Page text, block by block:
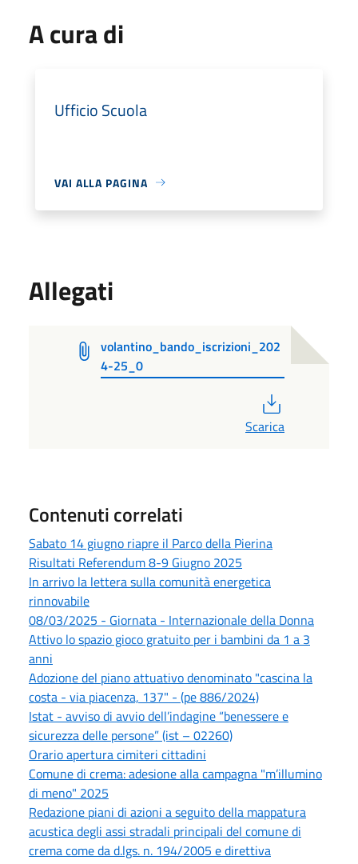
A cura di
Ufficio Scuola
VAI ALLA PAGINA
Allegati
volantino_bando_iscrizioni_202
4-25_0
Scarica
Contenuti correlati
Sabato 14 giugno riapre il Parco della Pierina
Risultati Referendum 8-9 Giugno 2025
In arrivo la lettera sulla comunità energetica
rinnovabile
08/03/2025 - Giornata - Internazionale della Donna
Attivo lo spazio gioco gratuito per i bambini da 1 a 3
anni
Adozione del piano attuativo denominato "cascina la
costa - via piacenza, 137" - (pe 886/2024)
Istat - avviso di avvio dell’indagine “benessere e
sicurezza delle persone” (ist – 02260)
Orario apertura cimiteri cittadini
Comune di crema: adesione alla campagna "m’illumino
di meno" 2025
Redazione piani di azioni a seguito della mappatura
acustica degli assi stradali principali del comune di
crema come da d.lgs. n. 194/2005 e direttiva